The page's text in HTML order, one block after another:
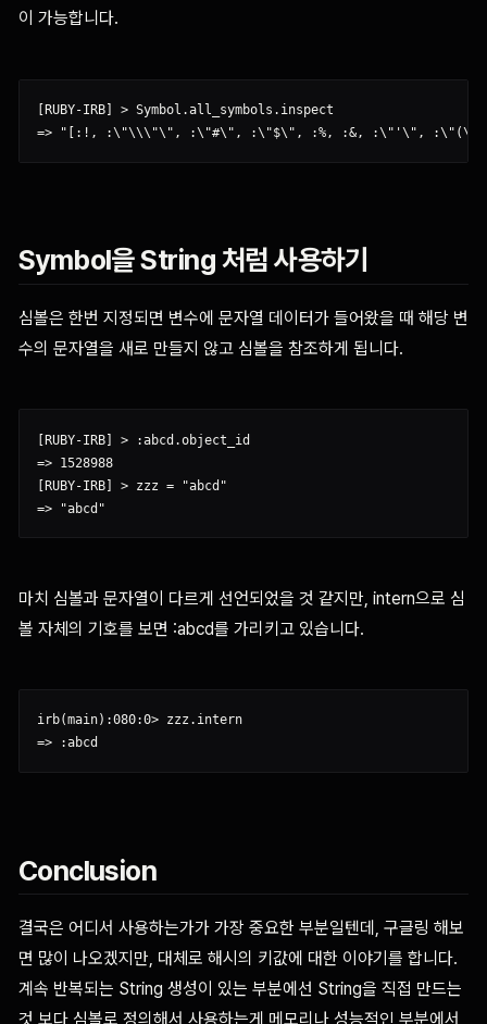
이 가능합니다.
[RUBY-IRB] > Symbol.all_symbols.inspect
Symbol을 String 처럼 사용하기
심볼은 한번 지정되면 변수에 문자열 데이터가 들어왔을 때 해당 변
수의 문자열을 새로 만들지 않고 심볼을 참조하게 됩니다.
[RUBY-IRB] > :abcd.object_id
=> 1528988
[RUBY-IRB] > zzz = "abcd"
마치 심볼과 문자열이 다르게 선언되었을 것 같지만, intern으로 심
볼 자체의 기호를 보면 :abcd를 가리키고 있습니다.
irb(main):080:0> zzz.intern
Conclusion
결국은 어디서 사용하는가가 가장 중요한 부분일텐데, 구글링 해보
면 많이 나오겠지만, 대체로 해시의 키값에 대한 이야기를 합니다.
계속 반복되는 String 생성이 있는 부분에선 String을 직접 만드는
것 보다 심볼로 정의해서 사용하는게 메모리나 성능적인 부분에서